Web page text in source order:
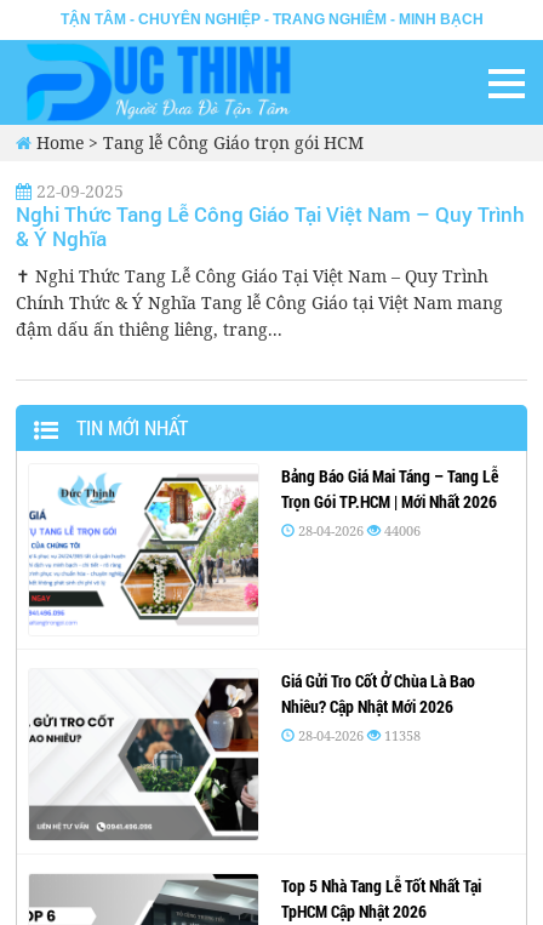
TẬN TÂM - CHUYÊN NGHIỆP - TRANG NGHIÊM - MINH BẠCH
Home >Tang lễ Công Giáo trọn gói HCM
22-09-2025
Nghi Thức Tang Lễ Công Giáo Tại Việt Nam – Quy Trình
& Ý Nghĩa
✝️ Nghi Thức Tang Lễ Công Giáo Tại Việt Nam – Quy Trình
Chính Thức & Ý Nghĩa Tang lễ Công Giáo tại Việt Nam mang
đậm dấu ấn thiêng liêng, trang...
TIN MỚI NHẤT
Bảng Báo Giá Mai Táng – Tang Lễ
Trọn Gói TP.HCM | Mới Nhất 2026
28-04-2026 44006
Giá Gửi Tro Cốt Ở Chùa Là Bao
Nhiêu? Cập Nhật Mới 2026
28-04-2026 11358
Top 5 Nhà Tang Lễ Tốt Nhất Tại
TpHCM Cập Nhật 2026